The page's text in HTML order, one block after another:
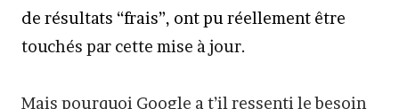
de résultats “frais”, ont pu réellement être
touchés par cette mise à jour.
Mais pourquoi Google a t’il ressenti le besoin